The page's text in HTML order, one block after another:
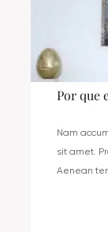
Por que
Nam
sit amet.
Aenean